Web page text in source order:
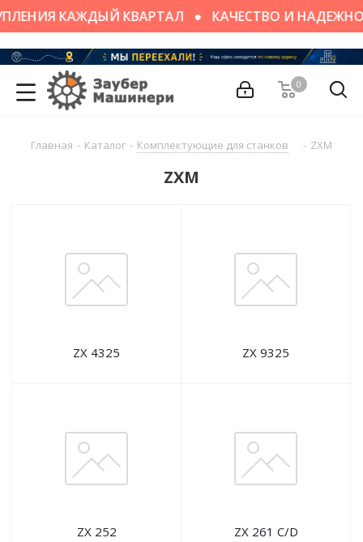
КАЖДЫЙ КВАРТАЛ КАЧЕСТВО И
0
Главная - Каталог - Комплектующие для станков - ZXM
ZXM
ZX 4325 ZX 9325
ZX 252 ZX 261 C/D